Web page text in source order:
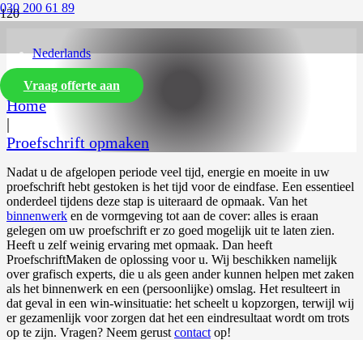
030 200 61 89
Nederlands
Vraag offerte aan
Home
|
Proefschrift opmaken
Nadat u de afgelopen periode veel tijd, energie en moeite in uw
proefschrift hebt gestoken is het tijd voor de eindfase. Een essentieel
onderdeel tijdens deze stap is uiteraard de opmaak. Van het
binnenwerk en de vormgeving tot aan de cover: alles is eraan
gelegen om uw proefschrift er zo goed mogelijk uit te laten zien.
Heeft u zelf weinig ervaring met opmaak. Dan heeft
ProefschriftMaken de oplossing voor u. Wij beschikken namelijk
over grafisch experts, die u als geen ander kunnen helpen met zaken
als het binnenwerk en een (persoonlijke) omslag. Het resulteert in
dat geval in een win-winsituatie: het scheelt u kopzorgen, terwijl wij
er gezamenlijk voor zorgen dat het een eindresultaat wordt om trots
op te zijn. Vragen? Neem gerust contact op!